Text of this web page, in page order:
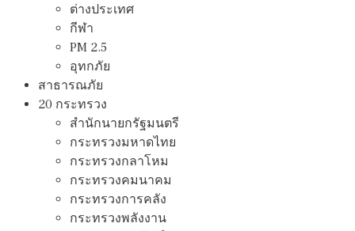
ต่างประเทศ
กีฬา
PM 2.5
อุทกภัย
สาธารณภัย
20 กระทรวง
สํานักนายกรัฐมนตรี
กระทรวงมหาดไทย
กระทรวงกลาโหม
กระทรวงคมนาคม
กระทรวงการคลัง
กระทรวงพลังงาน